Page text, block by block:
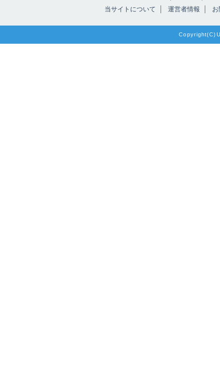
当サイトについて 運営者情報